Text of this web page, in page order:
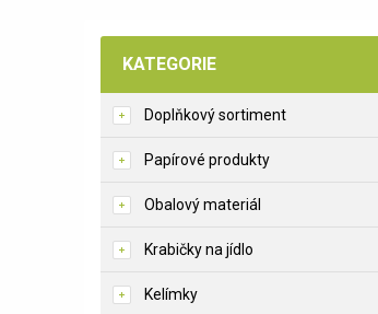
KATEGORIE
Doplňkový sortiment
Papírové produkty
Obalový materiál
Krabičky na jídlo
Kelímky